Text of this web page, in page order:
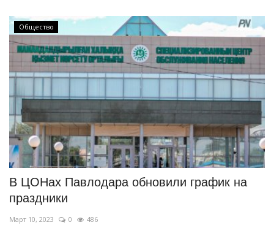
Общество
В ЦОНах Павлодара обновили график на
праздники
Март 10, 2023 0 486